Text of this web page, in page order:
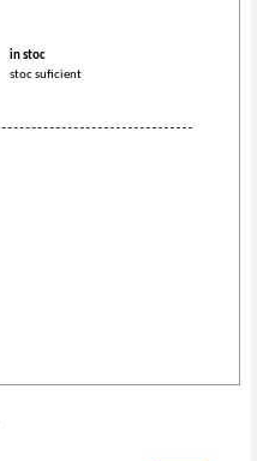
in stoc
stoc suficient